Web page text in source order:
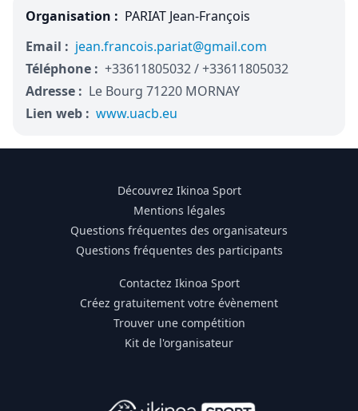
Organisation : PARIAT Jean-François
Email : jean.francois.pariat@gmail.com
Téléphone : +33611805032 / +33611805032
Adresse : Le Bourg 71220 MORNAY
Lien web : www.uacb.eu
Découvrez Ikinoa Sport
Mentions légales
Questions fréquentes des organisateurs
Questions fréquentes des participants
Contactez Ikinoa Sport
Créez gratuitement votre évènement
Trouver une compétition
Kit de l'organisateur